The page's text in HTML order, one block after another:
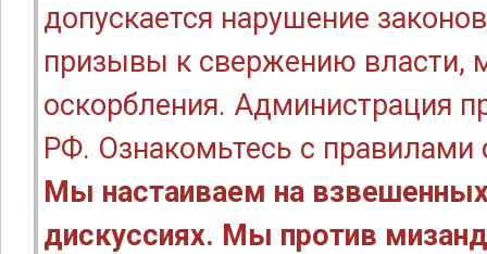
допускается нарушение
призывы к свержению власти,
оскорбления. Администрация
РФ. Ознакомьтесь с правилами
Мы настаиваем на
дискуссиях. Мы против